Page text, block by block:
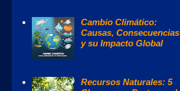
Cambio Climático:
Causas, Consecuencias
y su Impacto Global
Recursos Naturales: 5